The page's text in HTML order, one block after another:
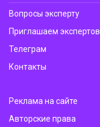
Вопросы эксперту
Приглашаем экспертов
Телеграм
Контакты
Реклама на сайте
Авторские права